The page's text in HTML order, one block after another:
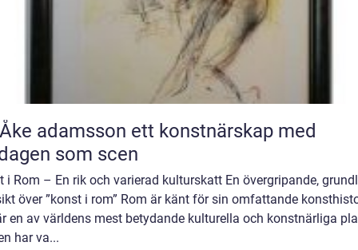
ett konstnärskap med
som scen
i Rom – En rik och varierad kulturskatt En övergripande,
över ”konst i rom” Rom är känt för sin omfattande
en av världens mest betydande kulturella och konstnärliga
har va...